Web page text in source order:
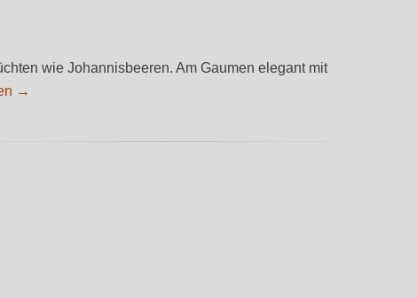
wie Johannisbeeren. Am Gaumen elegant mit
→